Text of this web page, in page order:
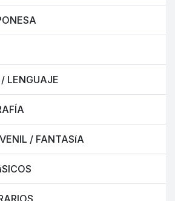
LENGUAJE
/ FANTASíA